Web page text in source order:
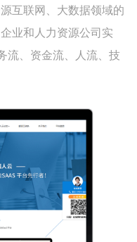
互联网、大数据领域的
业和人力资源公司实
流、资金流、人流、技